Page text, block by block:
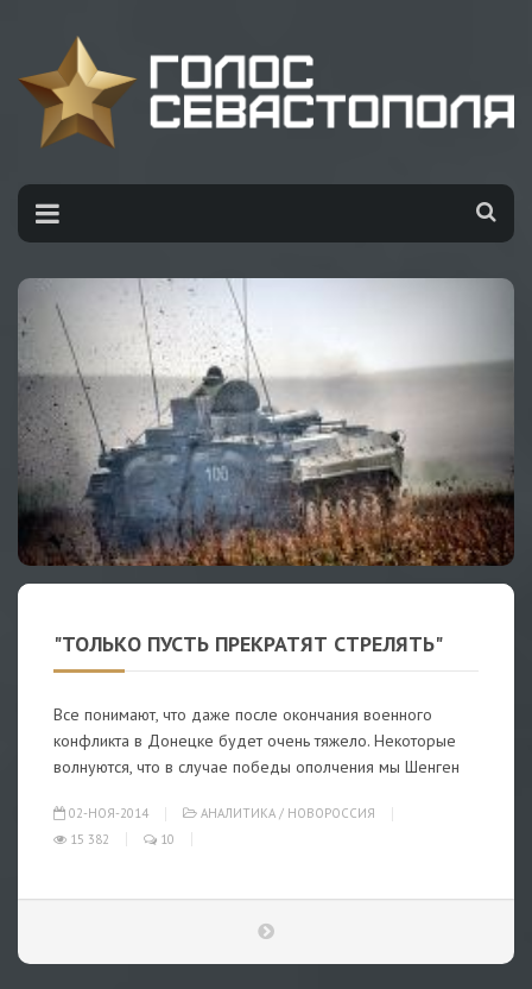
"ТОЛЬКО ПУСТЬ ПРЕКРАТЯТ СТРЕЛЯТЬ"
Все понимают, что даже после окончания военного
конфликта в Донецке будет очень тяжело. Некоторые
волнуются, что в случае победы ополчения мы Шенген
02-НОЯ-2014 АНАЛИТИКА / НОВОРОССИЯ
15 382
10